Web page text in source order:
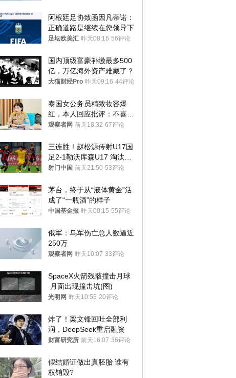
阿根廷足协致函因凡蒂诺：
正确道路是继续在您领导下
足坛欧美汇 昨天08:16 56评论
国内顶级富豪补缴最多500
亿，万亿海外资产难藏了？
大猫财经Pro 昨天09:16 44评论
泰国女公务员精致妆容爆
红，本人回应批评：不喜欢
就别看
观察者网 前天18:32 67评论
三连胜！赵松源传射U17国
足2-1勒沃库森U17 淘汰赛
将战河床
射门中国 前天21:50 53评论
茅台，终于从“液体黄金”活
成了“一瓶酒”的样子
中国基金报 昨天00:15 55评论
俄军：乌军伤亡总人数逼近
250万
观察者网 昨天10:07 33评论
SpaceX火箭残骸撞击月球
月面出现撞击坑(图)
光明网 昨天10:55 20评论
炸了！梁文锋回吐全部利
润，DeepSeek重启融资
财富研究所 前天16:07 36评论
假结婚证做出真胚胎 谁有
权销毁?